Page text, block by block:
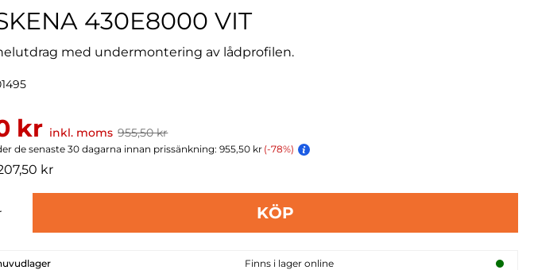
430E8000 VIT
med undermontering av lådprofilen.
kr inkl. moms 955,50 kr
de senaste 30 dagarna innan prissänkning: 955,50 kr (-78%)
kr
KÖP
Finns i lager online